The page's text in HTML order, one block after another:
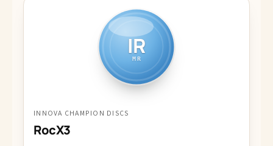
IR
MR
INNOVA CHAMPION DISCS
RocX3